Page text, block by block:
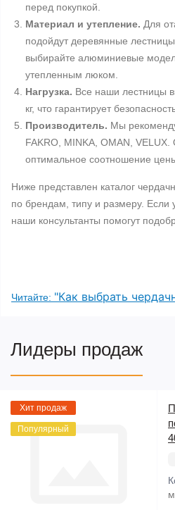
перед покупкой.
Материал и утепление. Для
подойдут деревянные
выбирайте алюминиевые
утепленным люком.
Нагрузка. Все наши лестницы
кг, что гарантирует
Производитель. Мы
FAKRO, MINKA, OMAN,
оптимальное соотношение цены
Ниже представлен каталог
по брендам, типу и размеру. Если
наши консультанты помогут
Читайте: "Как выбрать
Лидеры продаж
Хит продаж
Популярный